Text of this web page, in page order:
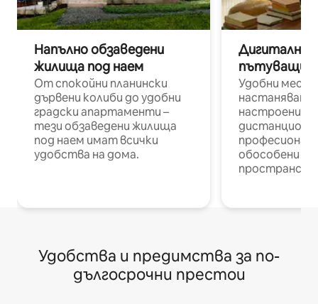
Напълно обзаведени
жилища под наем
От спокойни планински
дървени колиби до удобни
градски апартаменти –
тези обзаведени жилища
под наем имат всички
удобства на дома.
Дигитални
пътуващи
Удобни
настаняване
настроени и
обособени
Удобства и предимства за по-
дългосрочни престои